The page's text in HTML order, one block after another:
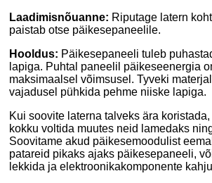
Laadimisnõuanne: Riputage latern
paistab otse päikesepaneelile.
Hooldus: Päikesepaneeli tuleb
lapiga. Puhtal paneelil päikeseenergia
maksimaalsel võimsusel. Tyveki
vajadusel pühkida pehme niiske lapiga.
Kui soovite laterna talveks ära
kokku voltida muutes neid lamedaks
Soovitame akud päikesemoodulist
patareid pikaks ajaks päikesepaneeli,
lekkida ja elektroonikakomponente